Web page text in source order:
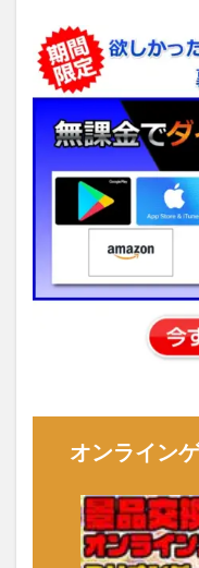
オンライン